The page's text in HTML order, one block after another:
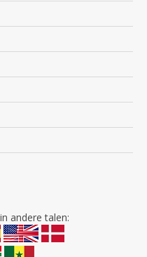
andere talen: